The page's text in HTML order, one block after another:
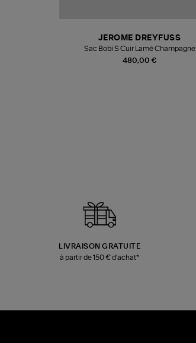
480,00 €
JEROME DREYFUSS
Sac Bobi S Cuir Lamé Champagne
LIVRAISON GRATUITE
à partir de 150 € d'achat*